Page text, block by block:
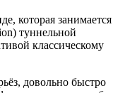
которая занимается
туннельной
классическому
довольно быстро